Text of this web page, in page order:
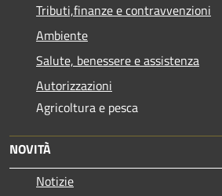
Tributi,finanze e contravvenzioni
Ambiente
Salute, benessere e assistenza
Autorizzazioni
Agricoltura e pesca
NOVITÀ
Notizie